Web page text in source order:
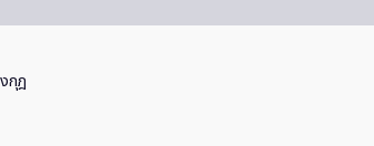
กุฎ